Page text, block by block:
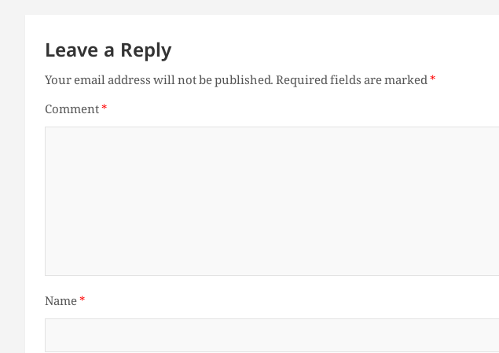
Leave a Reply
Your email address will not be published.Required fields are marked*
Comment*
Name*